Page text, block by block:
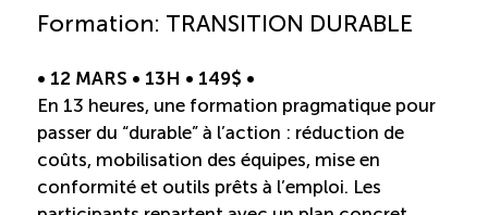
Formation: TRANSITION DURABLE
• 12 MARS • 13H • 149$ •
En 13 heures, une formation pragmatique pour
passer du “durable” à l’action : réduction de
coûts, mobilisation des équipes, mise en
conformité et outils prêts à l’emploi. Les